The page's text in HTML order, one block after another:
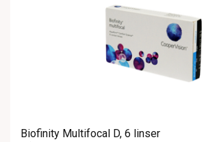
Biofinity Multifocal D, 6 linser